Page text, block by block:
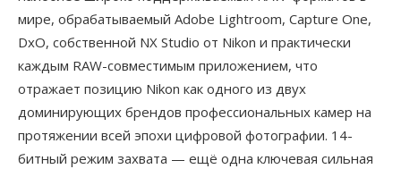
мире, обрабатываемый Adobe Lightroom, Capture One,
DxO, собственной NX Studio от Nikon и практически
каждым RAW-совместимым приложением, что
отражает позицию Nikon как одного из двух
доминирующих брендов профессиональных камер на
протяжении всей эпохи цифровой фотографии. 14-
битный режим захвата — ещё одна ключевая сильная